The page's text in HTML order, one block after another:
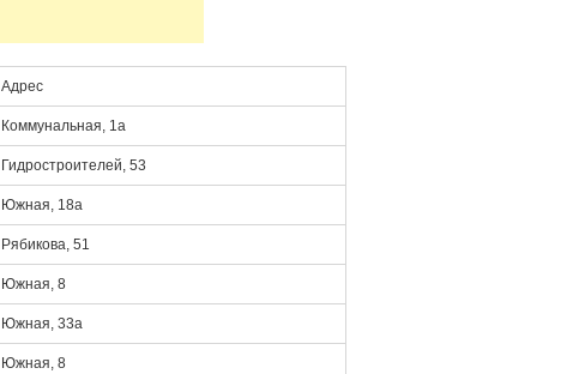
Адрес
Коммунальная, 1а
Гидростроителей, 53
Южная, 18а
Рябикова, 51
Южная, 8
Южная, 33а
Южная, 8